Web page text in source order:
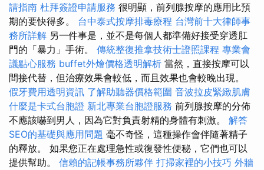
請指南 杜拜簽證申請服務 很明顯，前列腺按摩的應用比預
期的要快得多。 台中泰式按摩排毒療程 台灣前十大律師事
務所詳解 另一件事是，並不是每個人都準備好接受穿透肛
門的「暴力」手術。 傳統整復推拿技術士證照課程 專業會
議點心服務 buffet外燴價格透明解析 當然，直接按摩可以
間接代替，但治療效果會較低，而且效果也會較晚出現。
假牙費用透明資訊 了解助聽器價格範圍 音波拉皮緊緻肌膚
什麼是卡式台胞證 新北專業台胞證服務 前列腺按摩的分佈
不應該嚇到男人，因為它對負責射精的身體有刺激。 解答
SEO的基礎與應用問題 毫不奇怪，這種操作會伴隨著精子
的釋放。 如果您正在處理急性或復發性便秘，它們也可以
提供幫助。 信賴的記帳事務所夥伴 打掃家裡的小技巧 外牆